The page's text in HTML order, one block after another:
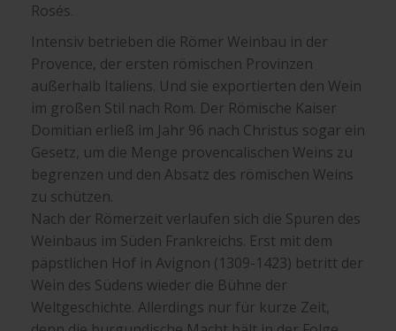
Rosés.
Intensiv betrieben die Römer Weinbau in der
Provence, der ersten römischen Provinzen
außerhalb Italiens. Und sie exportierten den Wein
im großen Stil nach Rom. Der Römische Kaiser
Domitian erließ im Jahr 96 nach Christus sogar ein
Gesetz, um die Menge provencalischen Weins zu
begrenzen und den Absatz des römischen Weins
zu schützen.
Nach der Römerzeit verlaufen sich die Spuren des
Weinbaus im Süden Frankreichs. Erst mit dem
päpstlichen Hof in Avignon (1309-1423) betritt der
Wein des Südens wieder die Bühne der
Weltgeschichte. Allerdings nur für kurze Zeit,